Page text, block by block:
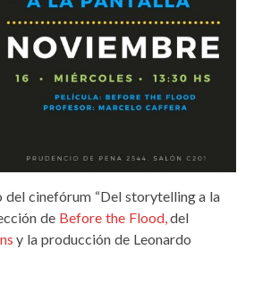
del cinefórum “Del storytelling a la
de Before the Flood,del
y la producción de Leonardo